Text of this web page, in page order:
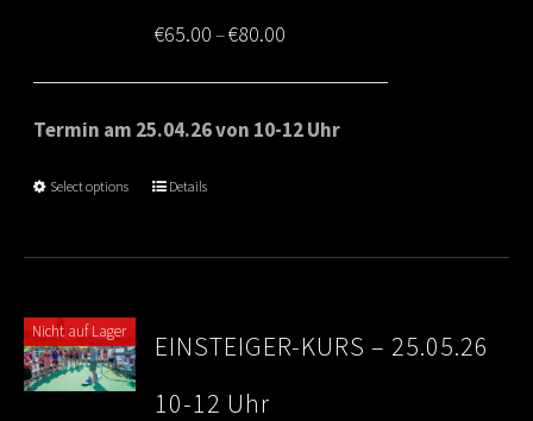
€65.00–€80.00
range:
€65.00
Termin am 25.04.26 von 10-12 Uhr
Select options Details
Nicht auf Lager
EINSTEIGER-KURS – 25.05.26
10-12 Uhr